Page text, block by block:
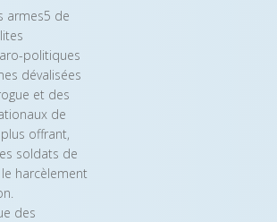
armes5 de
politiques
dévalisées
et des
de
offrant,
soldats de
harcèlement
des